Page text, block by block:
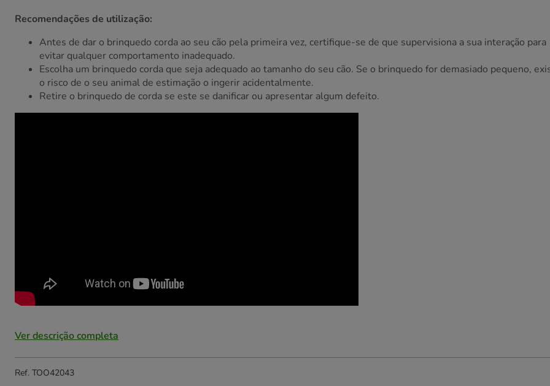
Recomendações de utilização:
Antes de dar o brinquedo corda ao seu cão pela primeira vez, certifique-se de que supervisiona a sua interação para
evitar qualquer comportamento inadequado.
Escolha um brinquedo corda que seja adequado ao tamanho do seu cão. Se o brinquedo for demasiado pequeno,
o risco de o seu animal de estimação o ingerir acidentalmente.
Retire o brinquedo de corda se este se danificar ou apresentar algum defeito.
Ver descrição completa
Ref. TOO42043